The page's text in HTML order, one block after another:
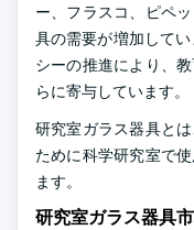
ー、フラスコ、ピペ
具の需要が増加してい
シーの推進により、
らに寄与しています。
研究室ガラス器具と
ために科学研究室で
ます。
研究室ガラス器具